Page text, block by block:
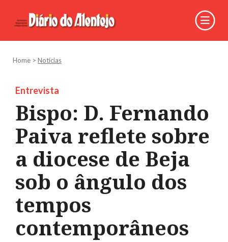
Home > Notícias
Entrevista
Bispo: D. Fernando
Paiva reflete sobre
a diocese de Beja
sob o ângulo dos
tempos
contemporâneos